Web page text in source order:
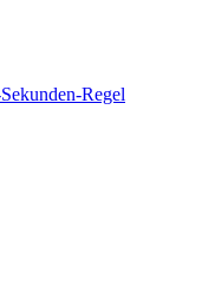
Regel